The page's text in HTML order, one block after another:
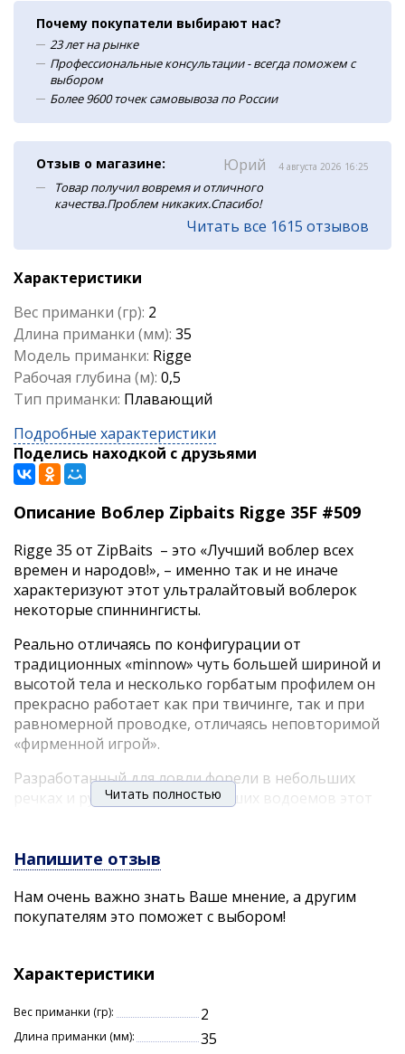
Почему покупатели выбирают нас?
23 лет на рынке
Профессиональные консультации - всегда поможем с
выбором
Более 9600 точек самовывоза по России
Отзыв о магазине: Юрий 4 августа 2026 16:25
Товар получил вовремя и отличного
качества.Проблем никаких.Спасибо!
Читать все 1615 отзывов
Характеристики
Вес приманки (гр): 2
Длина приманки (мм): 35
Модель приманки: Rigge
Рабочая глубина (м): 0,5
Тип приманки: Плавающий
Подробные характеристики
Поделись находкой с друзьями
Описание Воблер Zipbaits Rigge 35F #509
Rigge 35 от ZipBaits – это «Лучший воблер всех
времен и народов!», – именно так и не иначе
характеризуют этот ультралайтовый воблерок
некоторые спиннингисты.
Реально отличаясь по конфигурации от
традиционных «minnow» чуть большей шириной и
высотой тела и несколько горбатым профилем он
прекрасно работает как при твичинге, так и при
равномерной проводке, отличаясь неповторимой
«фирменной игрой».
Разработанный для ловли форели в небольших
речках и ручьях, в условиях наших водоемов этот
рыб. Список потенциальных трофеев включает как
не оставляющих без внимания практически любую
приманку, так и вполне мирных представителей
Balanced System, за счет которой достигнута
идеальная балансировка, способствующая не
Читать полностью
Напишите отзыв
Нам очень важно знать Ваше мнение, а другим
покупателям это поможет с выбором!
Характеристики
Вес приманки (гр): 2
Длина приманки (мм): 35